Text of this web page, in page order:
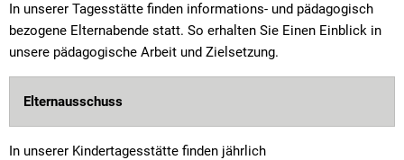
In unserer Tagesstätte finden informations- und pädagogisch
bezogene Elternabende statt. So erhalten Sie Einen Einblick in
unsere pädagogische Arbeit und Zielsetzung.
Elternausschuss
In unserer Kindertagesstätte finden jährlich